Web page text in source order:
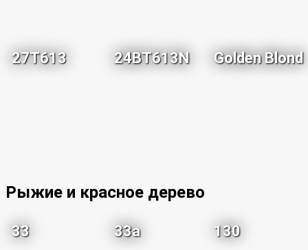
27T613 24BT613N Golden Blond
Рыжие и красное дерево
33 33a 130